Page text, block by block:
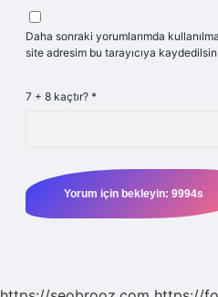
Daha sonraki yorumlarımda
site adresim bu tarayıcıya
7 + 8 kaçtır? *